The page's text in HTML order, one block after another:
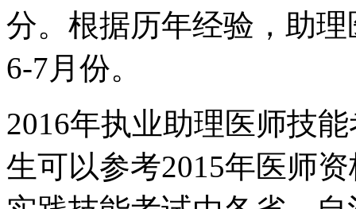
分。根据历年经验，助
6-7月份。
2016年执业助理医师技
生可以参考2015年医师